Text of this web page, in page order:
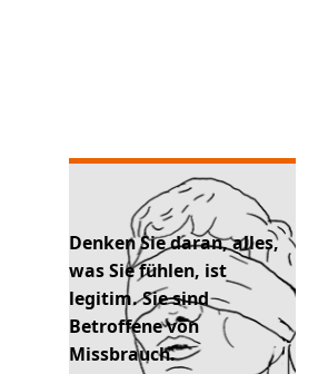
Denken Sie daran, alles,
was Sie fühlen, ist
legitim. Sie sind
Betroffene von
Missbrauch.